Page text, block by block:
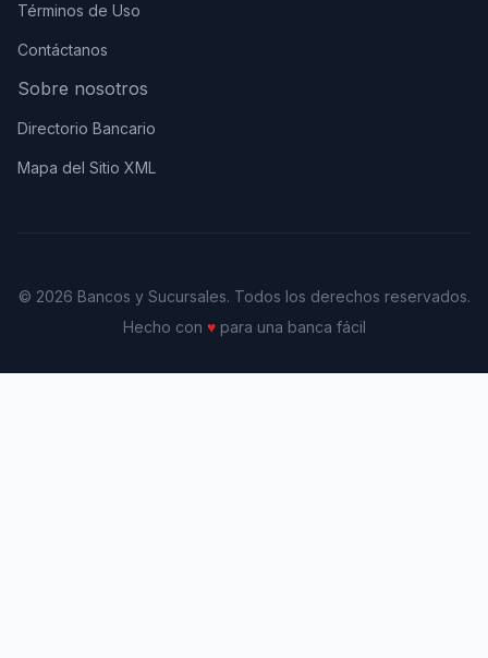
Términos de Uso
Contáctanos
Sobre nosotros
Directorio Bancario
Mapa del Sitio XML
© 2026 Bancos y Sucursales. Todos los derechos reservados.
Hecho con ♥para una banca fácil